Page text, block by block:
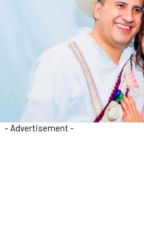
- Advertisement -